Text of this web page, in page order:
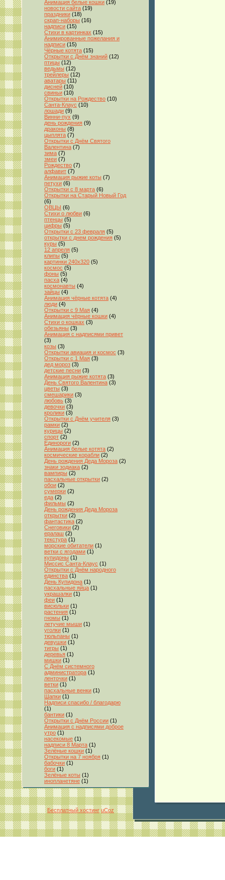
Анимация белые кошки (19)
новости сайта (19)
праздники (18)
скрап-наборы (16)
надписи (15)
Стихи в картинках (15)
Анимированные пожелания и
надписи (15)
Чёрные котята (15)
Открытки с Днём знаний (12)
птицы (12)
ведьмы (12)
трейлеры (12)
аватары (11)
дисней (10)
свиньи (10)
Открытки на Рождество (10)
Санта-Клаус (10)
лошади (9)
Винни-пух (9)
день рождения (9)
драконы (8)
цыплята (7)
Открытки с Днём Святого
Валентина (7)
зима (7)
змеи (7)
Рождество (7)
алфавит (7)
Анимация рыжие коты (7)
петухи (6)
Открытки с 8 марта (6)
Открытки на Старый Новый Год
(6)
ОВЦЫ (6)
Стихи о любви (6)
птенцы (5)
цифры (5)
Открытки с 23 февраля (5)
открытки с днем рождения (5)
куры (5)
12 апреля (5)
клипы (5)
картинки 240x320 (5)
космос (5)
фоны (5)
пасха (4)
космонавты (4)
зайцы (4)
Анимация чёрные котята (4)
люди (4)
Открытки с 9 Мая (4)
Анимация чёрные кошки (4)
Стихи о кошках (3)
обезьяны (3)
Анимация с надписями привет
(3)
козы (3)
Открытки авиация и космос (3)
Открытки с 1 Мая (3)
дед мороз (3)
детские песни (3)
Анимация рыжие котята (3)
День Святого Валентина (3)
цветы (3)
смешарики (3)
любовь (3)
девочки (3)
кролики (3)
Открытки с Днём учителя (3)
рамки (2)
курицы (2)
спорт (2)
Единороги (2)
Анимация белые котята (2)
космические корабли (2)
День рождения Деда Мороза (2)
знаки зодиака (2)
вампиры (2)
пасхальные открытки (2)
обои (2)
сумерки (2)
еда (2)
фильмы (2)
День рождения Деда Мороза
открытки (2)
фантастика (2)
Снеговики (2)
ералаш (2)
текстура (1)
морские обитатели (1)
ветки с ягодами (1)
купидоны (1)
Миссис Санта-Клаус (1)
Открытки с Днём народного
единства (1)
День Купидона (1)
пасхальные яйца (1)
украшалки (1)
феи (1)
висюльки (1)
растения (1)
гномы (1)
летучие мыши (1)
уголки (1)
тюльпаны (1)
девушки (1)
тигры (1)
деревья (1)
мишки (1)
С Днём системного
администратора (1)
ленточки (1)
ветки (1)
пасхальные венки (1)
Шапки (1)
Надписи спасибо / благодарю
(1)
бантики (1)
Открытки с Днём России (1)
Анимация с надписями доброе
утро (1)
насекомые (1)
надписи 8 Марта (1)
Зелёные кошки (1)
Открытки на 7 ноября (1)
бабочки (1)
боги (1)
Зелёные коты (1)
инопланетяне (1)
Бесплатный хостинг uCoz